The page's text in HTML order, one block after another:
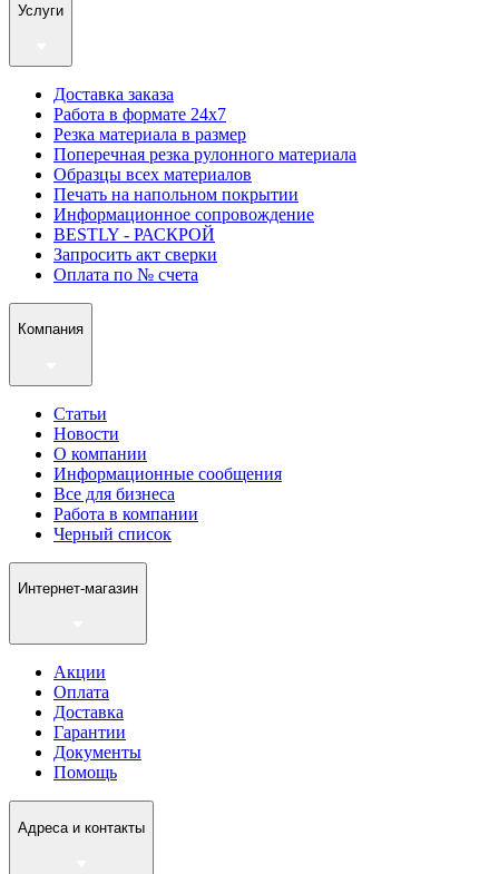
Услуги
Доставка заказа
Работа в формате 24х7
Резка материала в размер
Поперечная резка рулонного материала
Образцы всех материалов
Печать на напольном покрытии
Информационное сопровождение
BESTLY - РАСКРОЙ
Запросить акт сверки
Оплата по № счета
Компания
Статьи
Новости
О компании
Информационные сообщения
Все для бизнеса
Работа в компании
Черный список
Интернет-магазин
Акции
Оплата
Доставка
Гарантии
Документы
Помощь
Адреса и контакты